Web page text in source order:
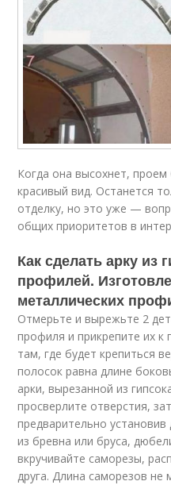
Когда она высохнет,
красивый вид. Останется
отделку, но это уже —
общих приоритетов в
Как сделать арку из
профилей.
металлических
Отмерьте и вырежьте 2
профиля и прикрепите их к
там, где будет крепиться
полосок равна длине
арки, вырезанной из
просверлите отверстия,
предварительно
из бревна или бруса,
вкручивайте саморезы,
друга. Длина саморезов